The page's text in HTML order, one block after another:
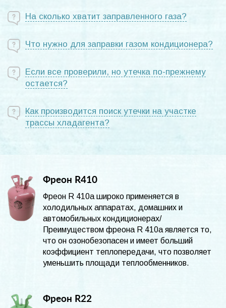
На сколько хватит заправленного газа?
Что нужно для заправки газом кондиционера?
Если все проверили, но утечка по-прежнему
остается?
Как производится поиск утечки на участке
трассы хладагента?
Фреон R410
Фреон R 410а широко применяется в
холодильных аппаратах, домашних и
автомобильных кондиционерах/
Преимуществом фреона R 410а является то,
что он озонобезопасен и имеет больший
коэффициент теплопередачи, что позволяет
уменьшить площади теплообменников.
Фреон R22